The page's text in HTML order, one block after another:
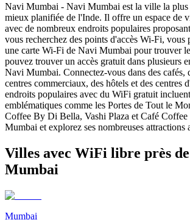
Navi Mumbai - Navi Mumbai est la ville la plus
mieux planifiée de l'Inde. Il offre un espace de
avec de nombreux endroits populaires
vous recherchez des points d'accès Wi-Fi, vous
une carte Wi-Fi de Navi Mumbai pour trouver
pouvez trouver un accès gratuit dans plusieurs
Navi Mumbai. Connectez-vous dans des cafés,
centres commerciaux, des hôtels et des centres
endroits populaires avec du WiFi gratuit
emblématiques comme les Portes de Tout le
Coffee By Di Bella, Vashi Plaza et Café
Mumbai et explorez ses nombreuses
Villes avec WiFi libre près
Mumbai
Mumbai